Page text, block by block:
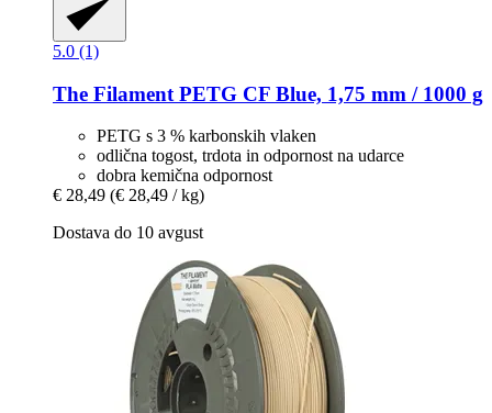
5.0 (1)
The Filament PETG CF Blue, 1,75 mm / 1000 g
PETG s 3 % karbonskih vlaken
odlična togost, trdota in odpornost na udarce
dobra kemična odpornost
€ 28,49 (€ 28,49 / kg)
Dostava do 10 avgust